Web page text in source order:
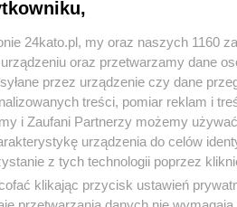
że od 1 marca 2022 roku
po chwili jednak
uważa Waldemar Kraska,
24kato.pl, my oraz naszych 1160
oraz przetwarzamy dane
przez urządzenie czy dane
treści, pomiar reklam i
i Zaufani Partnerzy możemy
urządzenia do celów
z tych technologii poprzez
klikając przycisk ustawień